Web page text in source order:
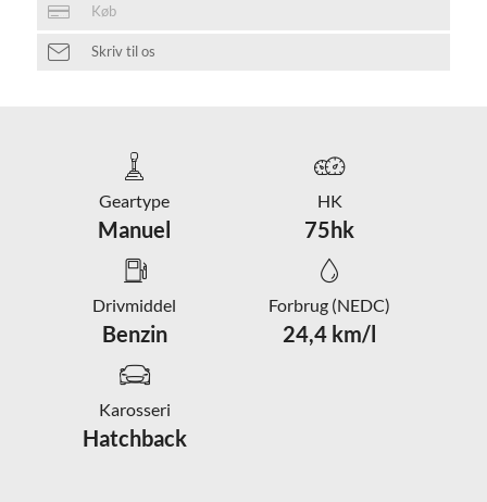
Køb
Skriv til os
Geartype
Manuel
HK
75hk
Drivmiddel
Benzin
Forbrug (NEDC)
24,4 km/l
Karosseri
Hatchback